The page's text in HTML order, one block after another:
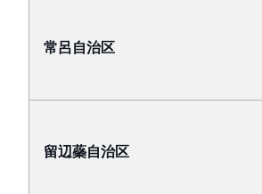
常呂自治区
留辺蘂自治区